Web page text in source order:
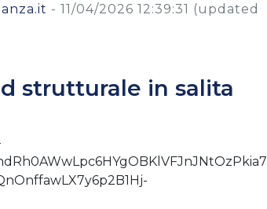
- 11/04/2026 12:39:31 (updated
strutturale in salita